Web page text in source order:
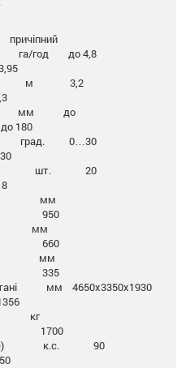
год до 4,8
м 3,2
мм до
0…30
шт. 20
мм
мм
мм
стані мм 4650х3350х1930
кг
менше) к.с. 90